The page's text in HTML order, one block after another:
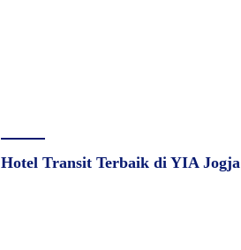
Hotel Transit Terbaik di YIA Jogja